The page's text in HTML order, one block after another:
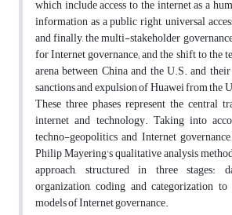
which include access to the internet as a
information as a public right, universal
and finally, the multi-stakeholder
for Internet governance; and the shift to the
arena between China and the U.S. and
sanctions and expulsion of Huawei from the
These three phases represent the central
internet and technology. Taking into
techno-geopolitics and Internet
Philip Mayering's qualitative analysis
approach, structured in three stages:
organization, coding and categorization
models of Internet governance.